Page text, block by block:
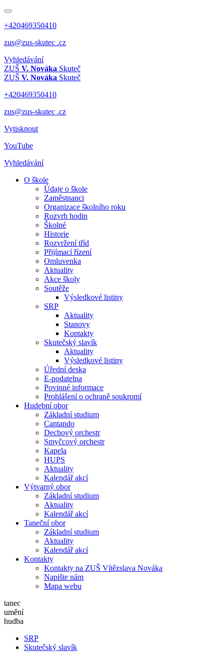
+420469350410
zus@zus-skutec .cz
Vyhledávání
ZUŠ V. Nováka Skuteč
ZUŠ V. Nováka Skuteč
+420469350410
zus@zus-skutec .cz
Vytisknout
YouTube
Vyhledávání
O škole
Údaje o škole
Zaměstnanci
Organizace školního roku
Rozvrh hodin
Školné
Historie
Rozvržení tříd
Přijímací řízení
Omluvenka
Aktuality
Akce školy
Soutěže
Výsledkové listiny
SRP
Aktuality
Stanovy
Kontakty
Skutečský slavík
Aktuality
Výsledkové listiny
Úřední deska
E-podatelna
Povinné informace
Prohlášení o ochraně soukromí
Hudební obor
Základní studium
Cantando
Dechový orchestr
Smyčcový orchestr
Kapela
HUPS
Aktuality
Kalendář akcí
Výtvarný obor
Základní studium
Aktuality
Kalendář akcí
Taneční obor
Základní studium
Aktuality
Kalendář akcí
Kontakty
Kontakty na ZUŠ Vítězslava Nováka
Napište nám
Mapa webu
tanec
umění
hudba
SRP
Skutečský slavík